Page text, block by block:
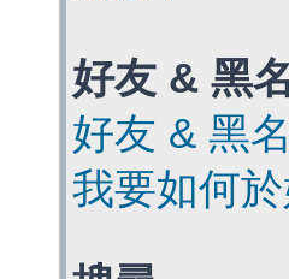
好友 & 黑
好友 & 黑
我要如何